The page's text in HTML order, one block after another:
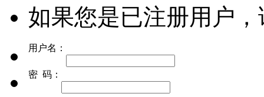
如果您是已注册用户
用户名：
密 码：